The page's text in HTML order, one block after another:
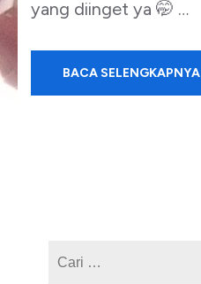
yang diinget ya 🤭 …
BACA SELENGKAPNYA